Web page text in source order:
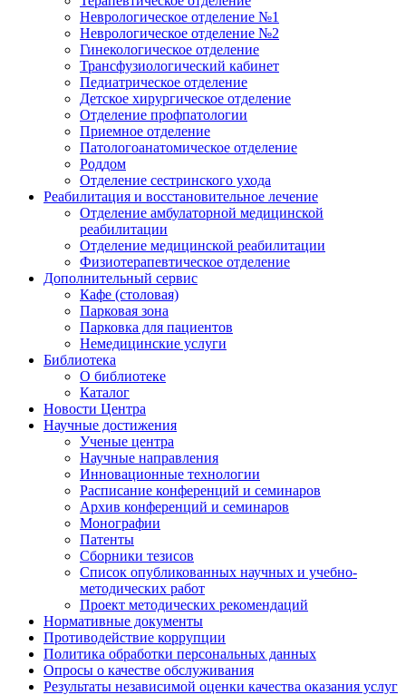
Неврологическое отделение №1
Неврологическое отделение №2
Гинекологическое отделение
Трансфузиологический кабинет
Педиатрическое отделение
Детское хирургическое отделение
Отделение профпатологии
Приемное отделение
Патологоанатомическое отделение
Роддом
Отделение сестринского ухода
Реабилитация и восстановительное лечение
Отделение амбулаторной медицинской
реабилитации
Отделение медицинской реабилитации
Физиотерапевтическое отделение
Дополнительный сервис
Кафе (столовая)
Парковая зона
Парковка для пациентов
Немедицинские услуги
Библиотека
О библиотеке
Каталог
Новости Центра
Научные достижения
Ученые центра
Научные направления
Инновационные технологии
Расписание конференций и семинаров
Архив конференций и семинаров
Монографии
Патенты
Сборники тезисов
Список опубликованных научных и учебно-
методических работ
Проект методических рекомендаций
Нормативные документы
Противодействие коррупции
Политика обработки персональных данных
Опросы о качестве обслуживания
Результаты независимой оценки качества оказания услуг